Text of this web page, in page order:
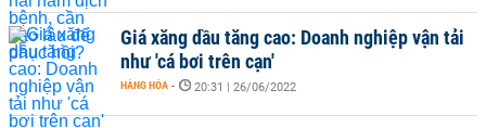
Giá xăng dầu tăng cao: Doanh nghiệp vận tải
như 'cá bơi trên cạn'
HÀNG HÓA - 20:31 | 26/06/2022